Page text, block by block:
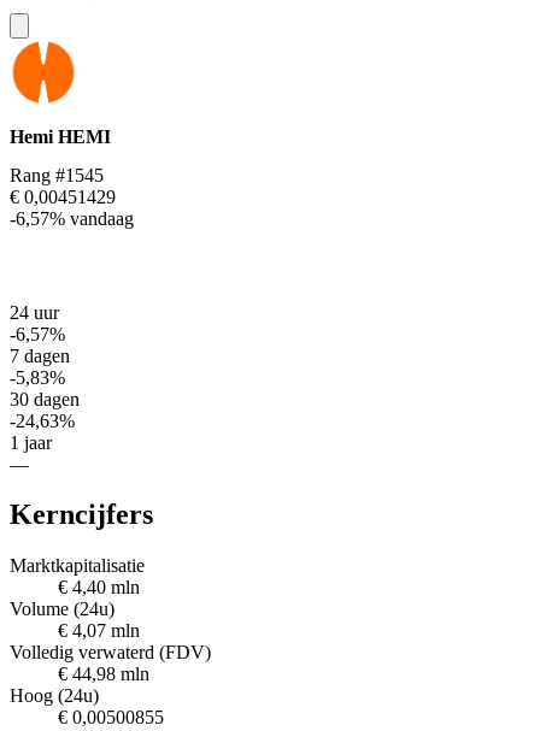
Hemi HEMI
Rang #1545
€ 0,00451429
-6,57% vandaag
24 uur
-6,57%
7 dagen
-5,83%
30 dagen
-24,63%
1 jaar
—
Kerncijfers
Marktkapitalisatie
€ 4,40 mln
Volume (24u)
€ 4,07 mln
Volledig verwaterd (FDV)
€ 44,98 mln
Hoog (24u)
€ 0,00500855